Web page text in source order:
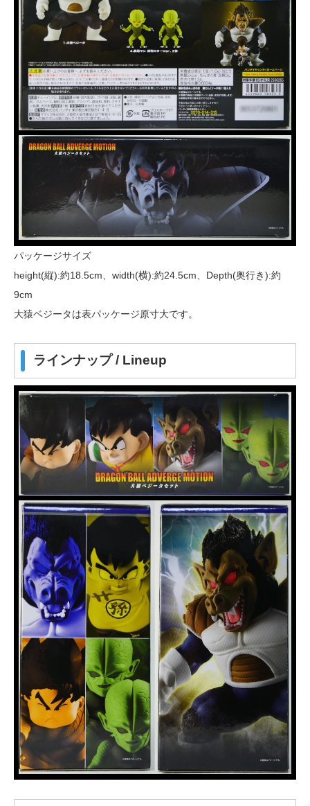
パッケージサイズ
height(縦):約18.5cm、width(横):約24.5cm、Depth(奥行き):約
9cm
大猿ベジータは表パッケージ原寸大です。
ラインナップ / Lineup